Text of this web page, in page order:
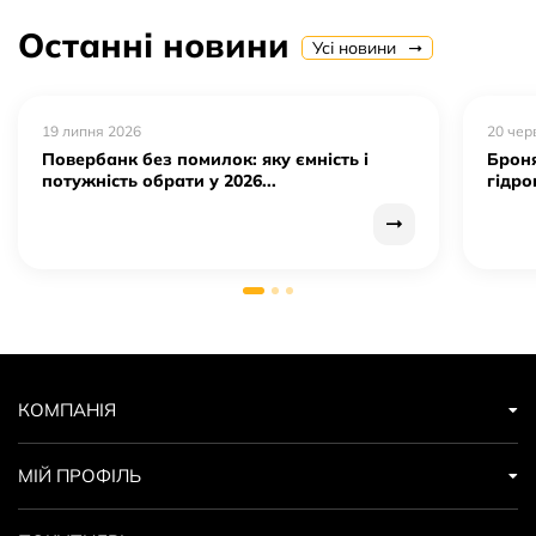
Останні новини Усі новини
19 липня 2026
Повербанк без помилок: яку ємність і
потужність обрати у 2026...
20
КОМПАНІЯ
МІЙ ПРОФІЛЬ